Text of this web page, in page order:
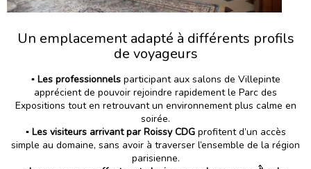
Un emplacement adapté à différents profils
de voyageurs
▪️ Les professionnelsparticipant aux salons de Villepinte
apprécient de pouvoir rejoindre rapidement le Parc des
Expositions tout en retrouvant un environnement plus calme en
soirée.
▪️Les visiteurs arrivant par Roissy CDGprofitent d’un accès
simple au domaine, sans avoir à traverser l’ensemble de la région
parisienne.